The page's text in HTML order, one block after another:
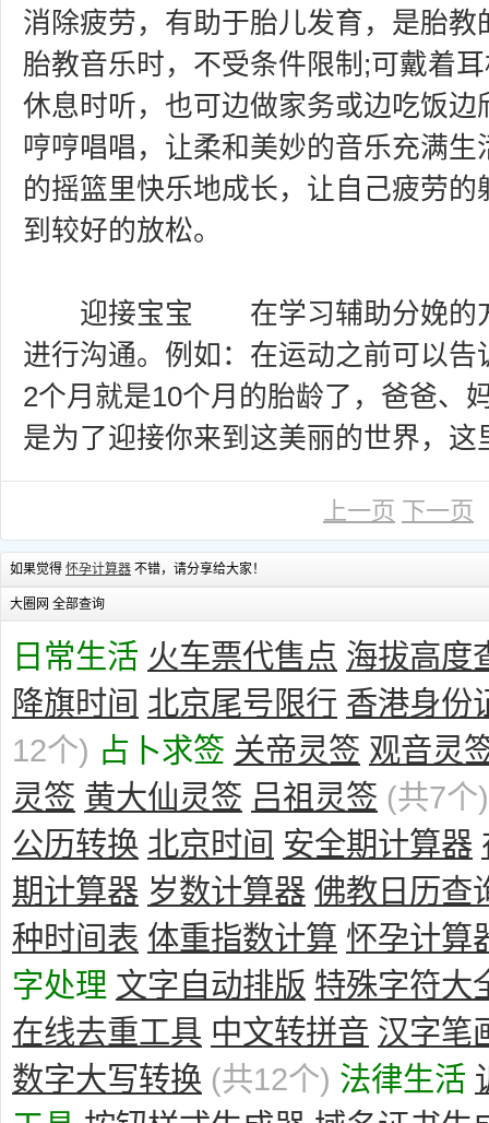
消除疲劳，有助于胎儿发育，是胎
胎教音乐时，不受条件限制;可戴着
休息时听，也可边做家务或边吃饭
哼哼唱唱，让柔和美妙的音乐充满
的摇篮里快乐地成长，让自己疲劳
到较好的放松。
迎接宝宝 在学习辅助分娩的方
进行沟通。例如：在运动之前可以告
2个月就是10个月的胎龄了，爸爸、
是为了迎接你来到这美丽的世界，这
上一页 下一页
如果觉得 怀孕计算器 不错，请分享给大家！
大圈网 全部查询
日常生活 火车票代售点 海拔高度
降旗时间 北京尾号限行 香港身份
12个) 占卜求签 关帝灵签 观音灵
灵签 黄大仙灵签 吕祖灵签 (共7个)
公历转换 北京时间 安全期计算器
期计算器 岁数计算器 佛教日历查
种时间表 体重指数计算 怀孕计算
字处理 文字自动排版 特殊字符大
在线去重工具 中文转拼音 汉字笔
数字大写转换 (共12个) 法律生活